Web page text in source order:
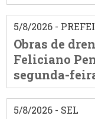
5/8/2026 -
Obras de
Feliciano
segunda-
5/8/2026 - SEL